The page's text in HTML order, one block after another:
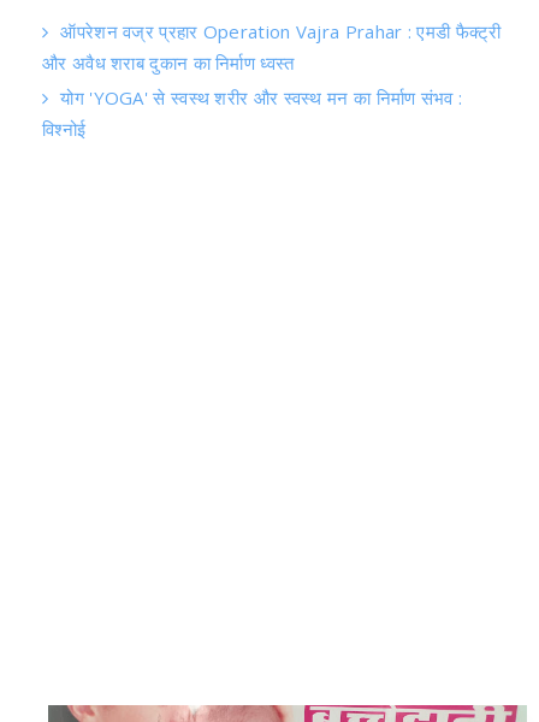
ऑपरेशन वज्र प्रहार Operation Vajra Prahar : एमडी फैक्ट्री
और अवैध शराब दुकान का निर्माण ध्वस्त
योग 'YOGA' से स्वस्थ शरीर और स्वस्थ मन का निर्माण संभव :
विश्नोई